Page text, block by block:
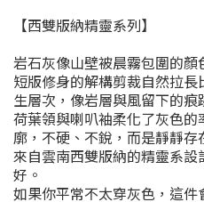
【西雙版納精靈系列】
岩石灰像山壁被晨霧包圍的顏
短版修身的解構剪裁自然拉
生層次，像岩層與風留下的痕
荷葉領與喇叭袖柔化了灰色
廓，不硬、不銳，而是靜靜存
來自雲南西雙版納的精靈系設
好。
如果你平常不太穿灰色，這件